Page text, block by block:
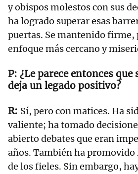
y obispos molestos con sus
ha logrado superar esas
puertas. Se mantenido
enfoque más cercano y
¿Le parece entonces
deja un legado positivo?
Sí, pero con matices. Ha
valiente; ha tomado
abierto debates que eran
años. También ha
de los fieles. Sin embargo,